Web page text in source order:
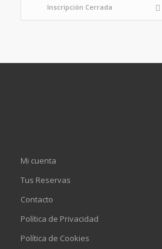
Inscripción Cerrada
Mi cuenta
Tus Reservas
Contacto
Política de Privacidad
Política de Cookies